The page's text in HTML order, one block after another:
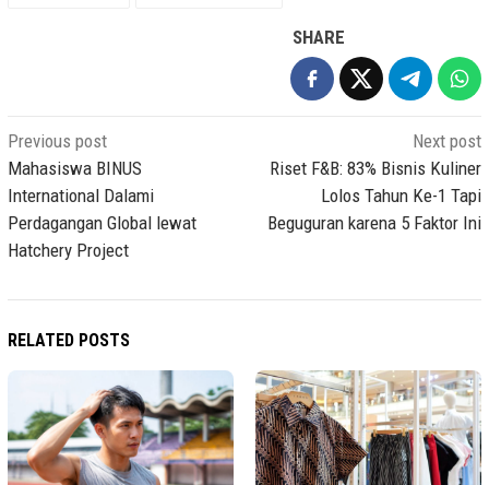
SHARE
Post
navigation
Previous post
Mahasiswa BINUS
International Dalami
Perdagangan Global lewat
Hatchery Project
Next post
Riset F&B: 83% Bisnis Kuliner
Lolos Tahun Ke-1 Tapi
Beguguran karena 5 Faktor Ini
RELATED POSTS